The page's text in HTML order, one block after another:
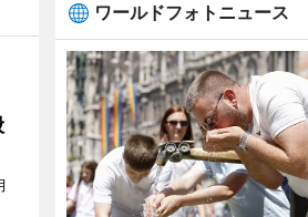
ワールドフォトニュース